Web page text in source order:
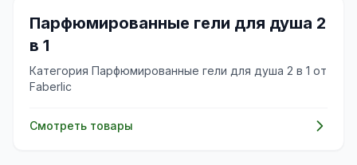
🌸
Парфюмированные гели для душа 2
в 1
Категория Парфюмированные гели для душа 2 в 1 от
Faberlic
Смотреть товары